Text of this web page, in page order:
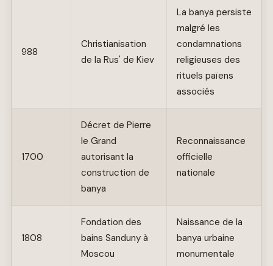
988
Christianisation
de la Rus' de Kiev
La banya persiste
malgré les
condamnations
religieuses des
rituels païens
associés
1700
Décret de Pierre
le Grand
autorisant la
construction de
banya
Reconnaissance
officielle
nationale
1808
Fondation des
bains Sanduny à
Moscou
Naissance de la
banya urbaine
monumentale